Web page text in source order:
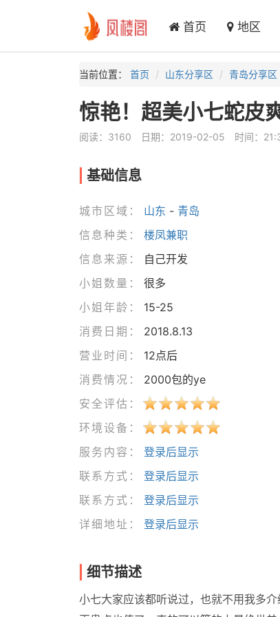
首页 地区
当前位置： 首页 山东分享区 青岛分享区
惊艳！超美小七蛇皮
阅读：3160 日期：2019-02-05 时间：
基础信息
城市区域： 山东 - 青岛
信息种类：
楼凤兼职
信息来源：
自己开发
小姐数量：
很多
小姐年龄：
15-25
消费日期：
2018.8.13
营业时间：
12点后
消费情况：
2000包的ye
安全评估：
环境设备：
服务内容：
登录后显示
联系方式：
登录后显示
联系方式：
登录后显示
详细地址：
登录后显示
细节描述
小七大家应该都听说过，也就不用我多